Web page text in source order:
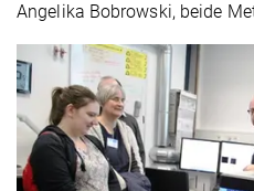
Angelika Bobrowski, beide